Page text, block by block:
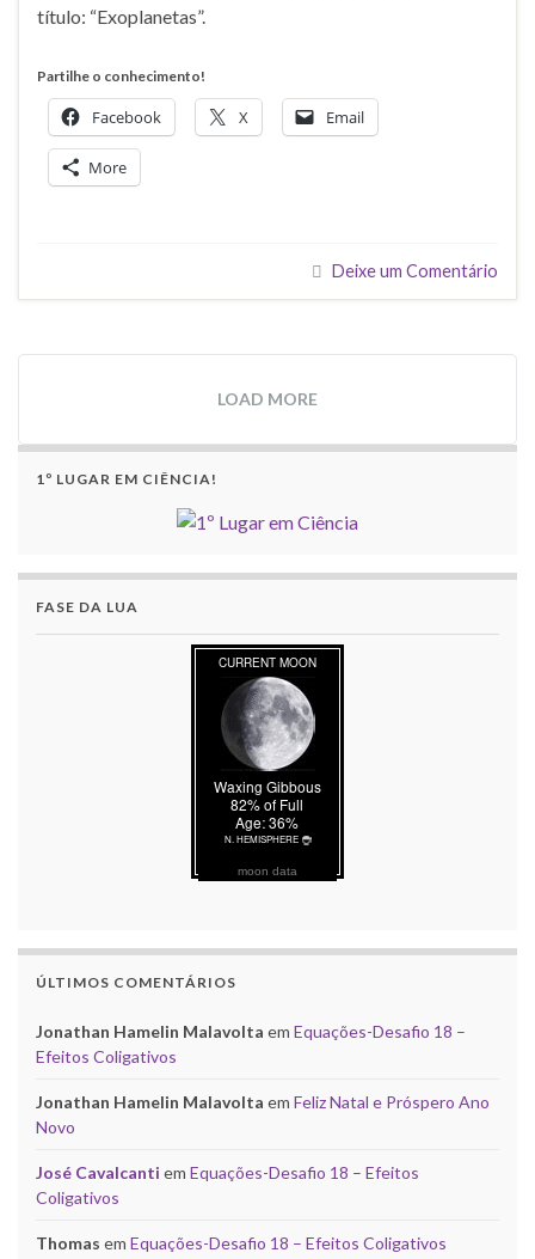
título: “Exoplanetas”.
Partilhe o conhecimento!
Facebook X Email
More
Deixe um Comentário
LOAD MORE
1º LUGAR EM CIÊNCIA!
FASE DA LUA
moon data
ÚLTIMOS COMENTÁRIOS
Jonathan Hamelin Malavolta em Equações-Desafio 18 –
Efeitos Coligativos
Jonathan Hamelin Malavolta em Feliz Natal e Próspero Ano
Novo
José Cavalcanti em Equações-Desafio 18 – Efeitos
Coligativos
Thomas em Equações-Desafio 18 – Efeitos Coligativos